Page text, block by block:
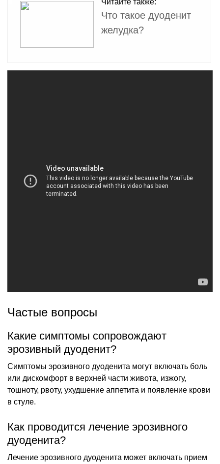
Что такое дуоденит
желудка?
Частые вопросы
Какие симптомы сопровождают
эрозивный дуоденит?
Симптомы эрозивного дуоденита могут включать боль
или дискомфорт в верхней части живота, изжогу,
тошноту, рвоту, ухудшение аппетита и появление крови
в стуле.
Как проводится лечение эрозивного
дуоденита?
Лечение эрозивного дуоденита может включать прием